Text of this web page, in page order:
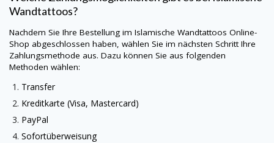
Wandtattoos?
Nachdem Sie Ihre Bestellung im Islamische Wandtattoos Online-
Shop abgeschlossen haben, wählen Sie im nächsten Schritt Ihre
Zahlungsmethode aus. Dazu können Sie aus folgenden
Methoden wählen:
Transfer
Kreditkarte (Visa, Mastercard)
PayPal
Sofortüberweisung